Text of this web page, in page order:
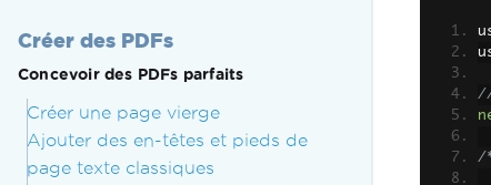
Créer des PDFs
Concevoir des PDFs parfaits
Créer une page vierge
Ajouter des en-têtes et pieds de
page texte classiques
/